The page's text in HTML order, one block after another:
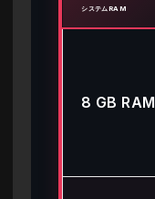
システムRAM
8 GB RAM